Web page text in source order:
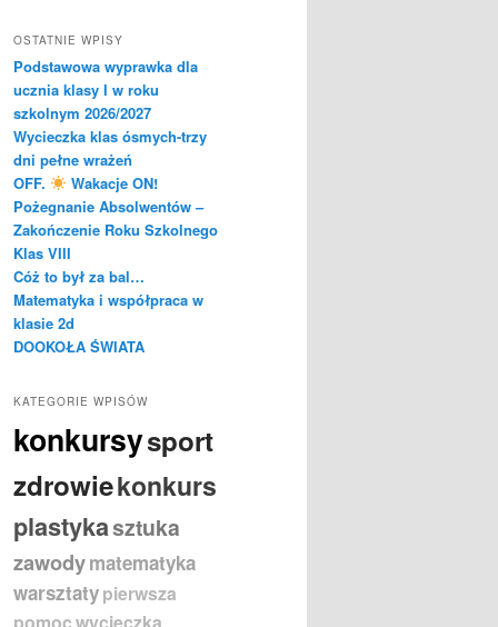
OSTATNIE WPISY
Podstawowa wyprawka dla
ucznia klasy I w roku
szkolnym 2026/2027
Wycieczka klas ósmych-trzy
dni pełne wrażeń
OFF.
Wakacje ON!
Pożegnanie Absolwentów –
Zakończenie Roku Szkolnego
Klas VIII
Cóż to był za bal…
Matematyka i współpraca w
klasie 2d
DOOKOŁA ŚWIATA
KATEGORIE WPISÓW
konkursysport
zdrowiekonkurs
plastykasztuka
zawodymatematyka
warsztatypierwsza